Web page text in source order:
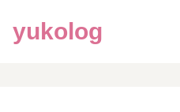
yukolog